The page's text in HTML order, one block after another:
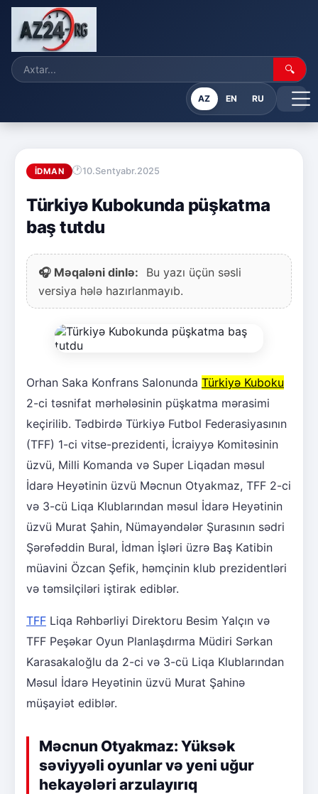
🔍
AZ EN RU
İDMAN 10.Sentyabr.2025
Türkiyə Kubokunda püşkatma
baş tutdu
🎧 Məqaləni dinlə:
Bu yazı üçün səsli
versiya hələ hazırlanmayıb.
Orhan Saka Konfrans Salonunda Türkiyə Kuboku
2-ci təsnifat mərhələsinin püşkatma mərasimi
keçirilib. Tədbirdə Türkiyə Futbol Federasiyasının
(TFF) 1-ci vitse-prezidenti, İcraiyyə Komitəsinin
üzvü, Milli Komanda və Super Liqadan məsul
İdarə Heyətinin üzvü Məcnun Otyakmaz, TFF 2-ci
və 3-cü Liqa Klublarından məsul İdarə Heyətinin
üzvü Murat Şahin, Nümayəndələr Şurasının sədri
Şərəfəddin Bural, İdman İşləri üzrə Baş Katibin
müavini Özcan Şefik, həmçinin klub prezidentləri
və təmsilçiləri iştirak ediblər.
TFF Liqa Rəhbərliyi Direktoru Besim Yalçın və
TFF Peşəkar Oyun Planlaşdırma Müdiri Sərkan
Karasakaloğlu da 2-ci və 3-cü Liqa Klublarından
Məsul İdarə Heyətinin üzvü Murat Şahinə
müşayiət ediblər.
Məcnun Otyakmaz: Yüksək
səviyyəli oyunlar və yeni uğur
hekayələri arzulayırıq